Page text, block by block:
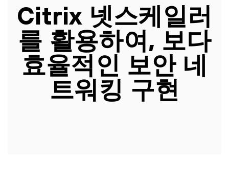
Citrix 넷스케일러
를 활용하여, 보다
효율적인 보안 네
트워킹 구현